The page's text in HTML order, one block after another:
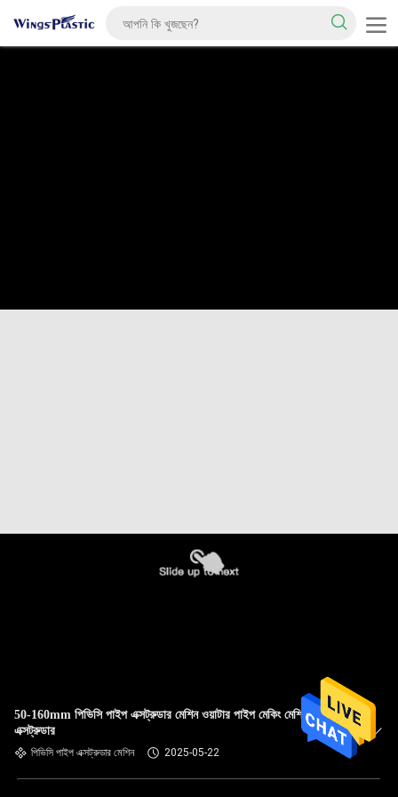
50-160mm পিভিসি পাইপ এক্সট্রুডার মেশিন ওয়াটার পাইপ মেকিং মেশিন
এক্সট্রুডার
পিভিসি পাইপ এক্সট্রুডার মেশিন 2025-05-22